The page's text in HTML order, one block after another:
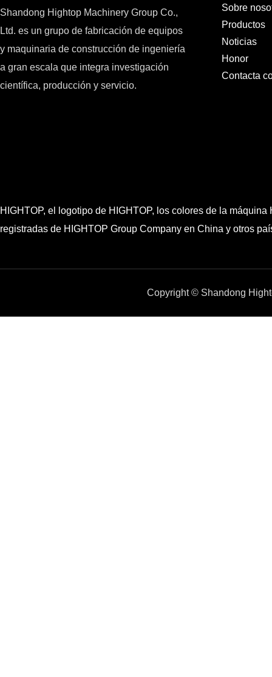
Shandong Hightop Machinery Group Co.,
Ltd. es un grupo de fabricación de equipos
y maquinaria de construcción de ingeniería
a gran escala que integra investigación
científica, producción y servicio.
Sobre
Productos
Noticias
Honor
Contacta
HIGHTOP, el logotipo de HIGHTOP, los colores de la
registradas de HIGHTOP Group Company en China y otros
Copyright © Shandong